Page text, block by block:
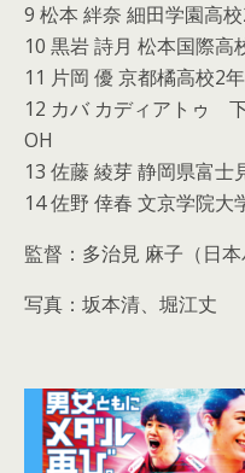
9 松本 絆奈 細田学園
10 黒岩 詩月 松本国際
11 片岡 優 京都橘高校
12 カバ カディアトゥ
OH
13 佐藤 綾芽 静岡県富
14 佐野 倖春 文京学院
監督：多治見 麻子（日本
写真：坂本清、堀江丈